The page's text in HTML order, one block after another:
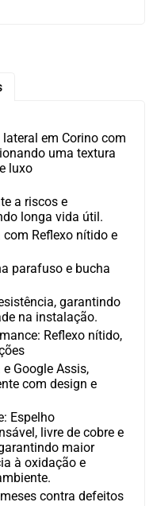
em Corino com
uma textura
luxo
a riscos e
longa vida útil.
Reflexo nítido e
parafuso e bucha
garantindo
na instalação.
Reflexo nítido,
Google Assis,
com design e
Espelho
livre de cobre e
maior
à oxidação e
contra defeitos